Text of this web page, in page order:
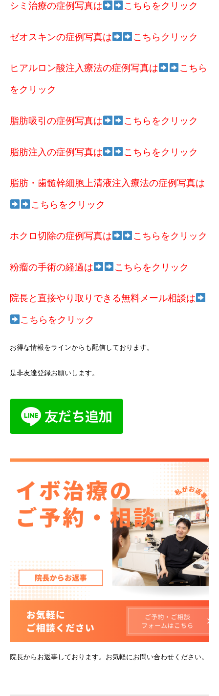
シミ治療の症例写真は こちらをクリック
ゼオスキンの症例写真は こちらクリック
ヒアルロン酸注入療法の症例写真は こちら
をクリック
脂肪吸引の症例写真は こちらをクリック
脂肪注入の症例写真は こちらをクリック
脂肪・歯髄幹細胞上清液注入療法の症例写真は
こちらをクリック
ホクロ切除の症例写真は こちらをクリック
粉瘤の手術の経過は こちらをクリック
院長と直接やり取りできる無料メール相談は
こちらをクリック
お得な情報をラインからも配信しております。
是非友達登録お願いします。
院長からお返事しております。お気軽にお問い合わせください。